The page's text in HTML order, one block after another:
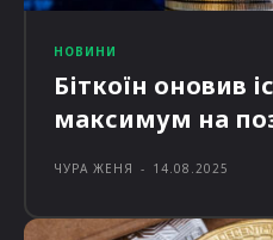
НОВИНИ
Біткоїн оновив
максимум на
ЧУРА ЖЕНЯ - 14.08.2025